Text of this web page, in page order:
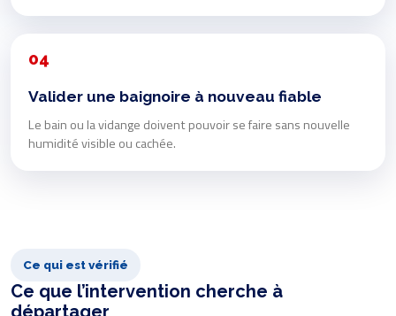
04
Valider une baignoire à nouveau fiable
Le bain ou la vidange doivent pouvoir se faire sans nouvelle
humidité visible ou cachée.
Ce qui est vérifié
Ce que l’intervention cherche à